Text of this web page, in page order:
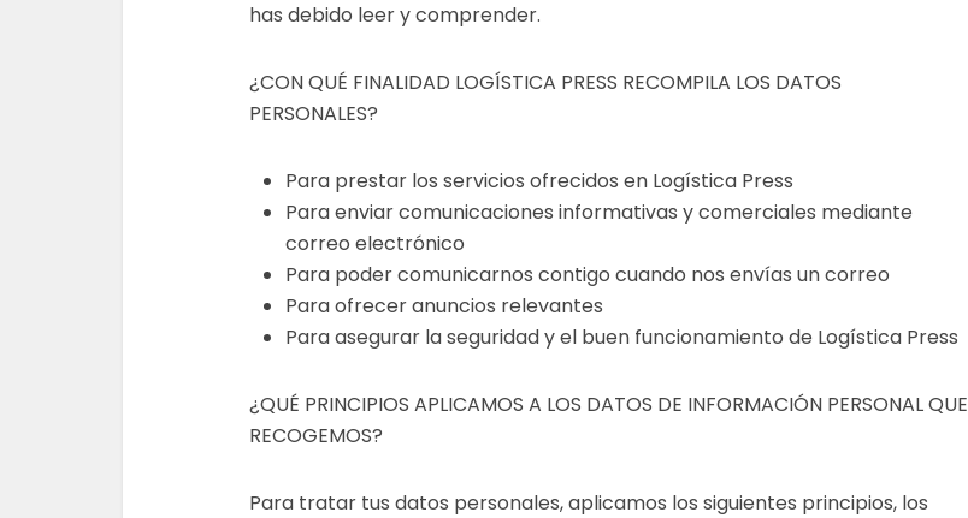
has debido leer y comprender.
¿CON QUÉ FINALIDAD LOGÍSTICA PRESS RECOMPILA LOS DATOS
PERSONALES?
Para prestar los servicios ofrecidos en Logística Press
Para enviar comunicaciones informativas y comerciales mediante
correo electrónico
Para poder comunicarnos contigo cuando nos envías un correo
Para ofrecer anuncios relevantes
Para asegurar la seguridad y el buen funcionamiento de Logística Press
¿QUÉ PRINCIPIOS APLICAMOS A LOS DATOS DE INFORMACIÓN PERSONAL QUE
RECOGEMOS?
Para tratar tus datos personales, aplicamos los siguientes principios, los